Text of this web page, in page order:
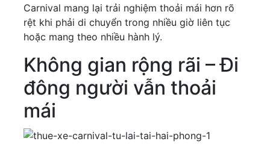
Carnival mang lại trải nghiệm thoải mái hơn rõ
rệt khi phải di chuyển trong nhiều giờ liên tục
hoặc mang theo nhiều hành lý.
Không gian rộng rãi – Đi
đông người vẫn thoải
mái